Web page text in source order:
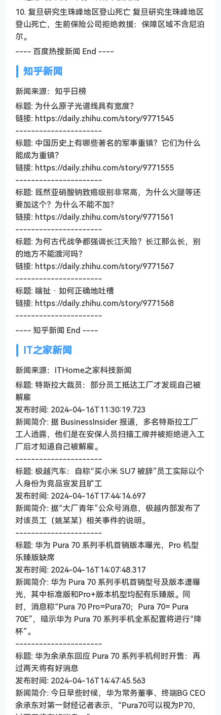
10. 复旦研究生珠峰地区登山死亡 复旦研究生珠峰地区
登山死亡，生前保险公司拒绝救援：保障区域不含尼泊
尔。
---- 百度热搜新闻 End ----
知乎新闻
新闻来源：知乎日榜
标题: 为什么原子光谱线具有宽度？
链接: https://daily.zhihu.com/story/9771545
----------------------
标题: 中国历史上有哪些著名的军事重镇？它们为什么
能成为重镇？
链接: https://daily.zhihu.com/story/9771555
----------------------
标题: 既然亚硝酸钠致癌级别非常高，为什么火腿等还
要加这个？为什么不能不加？
链接: https://daily.zhihu.com/story/9771561
----------------------
标题: 为何古代战争都强调长江天险？长江那么长，别
的地方不能渡河吗？
链接: https://daily.zhihu.com/story/9771567
----------------------
标题: 瞎扯 · 如何正确地吐槽
链接: https://daily.zhihu.com/story/9771568
----------------------
---- 知乎新闻 End ----
IT之家新闻
新闻来源：ITHome之家科技新闻
标题: 特斯拉大裁员：部分员工抵达工厂才发现自己被
解雇
发布时间: 2024-04-16T11:30:19.723
新闻简介: 据 BusinessInsider 报道，多名特斯拉工厂
工人透露，他们是在安保人员扫描工牌并被拒绝进入工
厂后才知道自己被解雇。
----------------------
标题: 极越汽车：自称“买小米 SU7 被辞”员工实际以个
人身份为竞品宣发且旷工
发布时间: 2024-04-16T17:44:14.697
新闻简介: 据“大厂青年”公众号消息，极越内部发布了
对该员工（姚某某）相关事件的说明。
----------------------
标题: 华为 Pura 70 系列手机首销版本曝光，Pro 机型
乐臻版缺席
发布时间: 2024-04-16T14:07:48.317
新闻简介: 华为 Pura 70 系列手机首销型号及版本遭曝
光，其中标准版和Pro+版本机型均配有乐臻版。同
时，消息称“Pura 70 Pro=Pura70；Pura 70= Pura
70E”，暗示华为 Pura 70 系列手机全系配置将进行“降
杯”。
----------------------
标题: 华为余承东回应 Pura 70 系列手机何时开售：再
过两天将有好消息
发布时间: 2024-04-16T14:47:45.563
新闻简介: 今日早些时候，华为常务董事、终端BG CEO
余承东对第一财经记者表示，“Pura70可以视为P70，